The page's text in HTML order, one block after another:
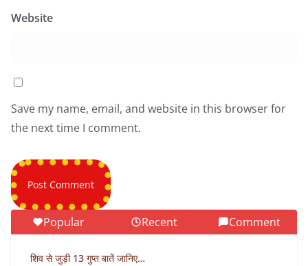
Website
Save my name, email, and website in this browser for
the next time I comment.
Popular Recent Comment
शिव से जुड़ी 13 गुप्त बातें जानिए…